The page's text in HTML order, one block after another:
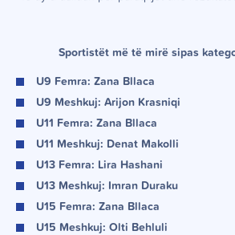
Sportistët më të mirë sipas
U9 Femra: Zana Bllaca
U9 Meshkuj: Arijon Krasniqi
U11 Femra: Zana Bllaca
U11 Meshkuj: Denat Makolli
U13 Femra: Lira Hashani
U13 Meshkuj: Imran Duraku
U15 Femra: Zana Bllaca
U15 Meshkuj: Olti Behluli